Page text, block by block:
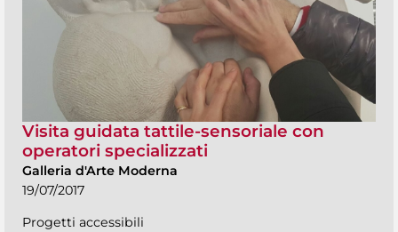
Visita guidata tattile-sensoriale con
operatori specializzati
Galleria d'Arte Moderna
19/07/2017
Progetti accessibili